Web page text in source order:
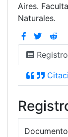
Aires.
Naturales.
Registro